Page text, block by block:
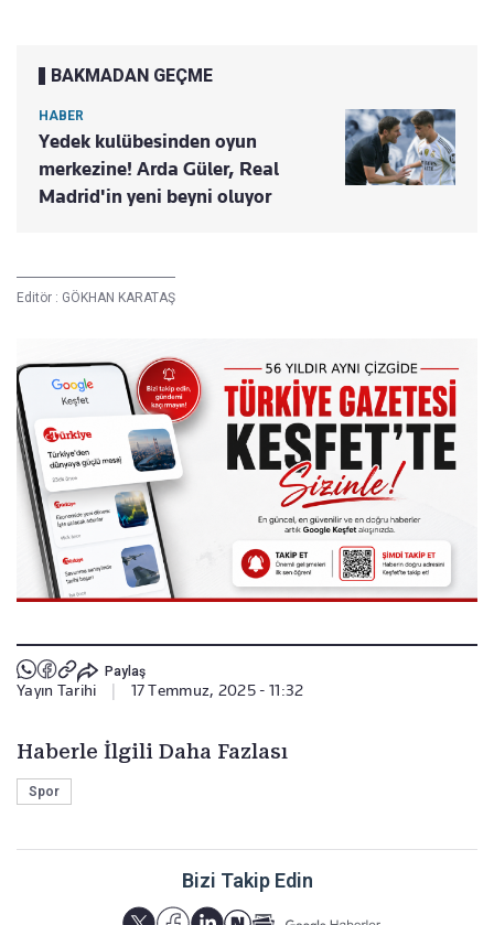
BAKMADAN GEÇME
HABER
Yedek kulübesinden oyun
merkezine! Arda Güler, Real
Madrid'in yeni beyni oluyor
Editör : GÖKHAN KARATAŞ
Paylaş
Yayın Tarihi 17 Temmuz, 2025 - 11:32
Haberle İlgili Daha Fazlası
Spor
Bizi Takip Edin